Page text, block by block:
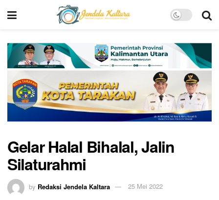
Gelar Halal Bihalal, Jalin
Silaturahmi
by Redaksi Jendela Kaltara 25 Mei 2022